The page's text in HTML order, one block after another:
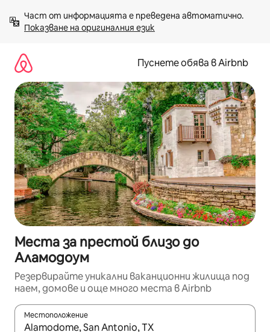
към
съдържанието
Показване на оригиналния език
Пуснете обява в Airbnb
Места за престой близо до
Аламодоум
Резервирайте уникални ваканционни жилища под
наем, домове и още много места в Airbnb
Местоположение
Когато резултатите се покажат, използвайте